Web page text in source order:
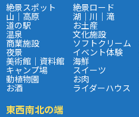
絶景スポット 絶景ロード
山｜高原 湖｜川｜滝
道の駅 お土産
温泉 文化施設
商業施設 ソフトクリーム
夜景 イベント体験
美術館｜資料館 海鮮
キャンプ場 スイーツ
動植物園 お肉
お酒 ライダーハウス
東西南北の端